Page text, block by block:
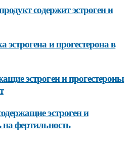
содержит эстроген и
и прогестерона в
эстроген и прогестероны
эстроген и
фертильность